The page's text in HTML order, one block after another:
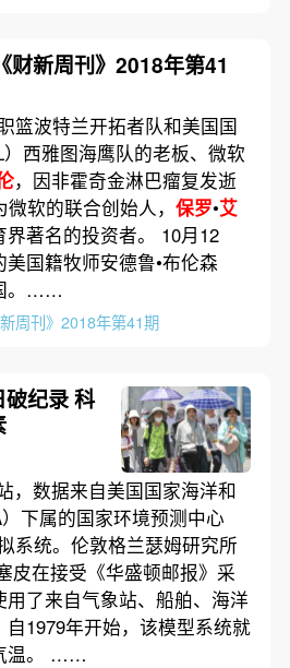
财新周刊》2018年第41
篮波特兰开拓者队和美国国
西雅图海鹰队的老板、微软
，因非霍奇金淋巴瘤复发逝
软的联合创始人， 保罗•艾
著名的投资者。 10月12
国籍牧师安德鲁•布伦森
。……
新周刊》2018年第41期
纪录 科
，数据来自美国国家海洋和
下属的国家环境预测中心
系统。伦敦格兰瑟姆研究所
皮在接受《华盛顿邮报》采
了来自气象站、船舶、海洋
1979年开始，该模型系统就
温。 ……